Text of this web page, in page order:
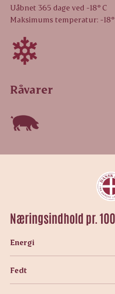
Næringsindhold pr.
Energi
Fedt
Uåbnet 365 dage ved -18° C
Maksimums temperatur: -18°
Råvarer